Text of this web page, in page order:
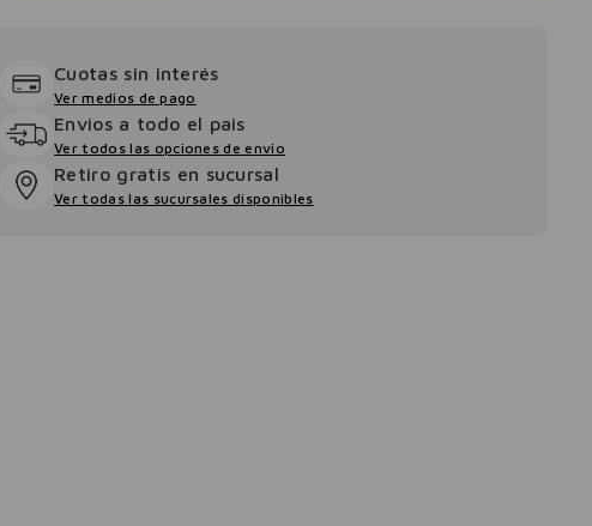
Cuotas sin interés
Ver medios de pago
Envios a todo el pais
Ver todos las opciones de envio
Retiro gratis en sucursal
Ver todas las sucursales disponibles